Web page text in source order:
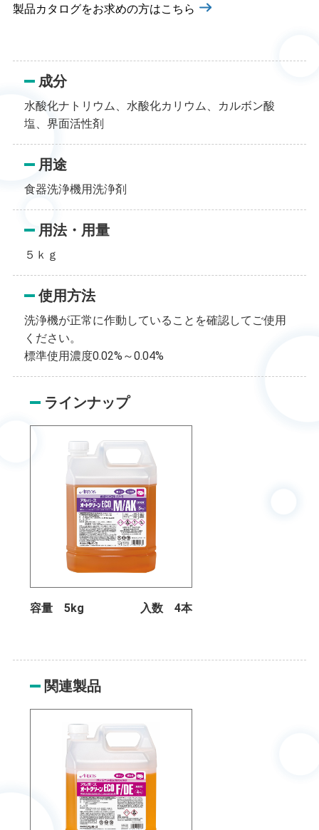
製品カタログをお求めの方はこちら
成分
水酸化ナトリウム、水酸化カリウム、カルボン酸
塩、界面活性剤
用途
食器洗浄機用洗浄剤
用法・用量
５ｋｇ
使用方法
洗浄機が正常に作動していることを確認してご使用
ください。
標準使用濃度0.02%～0.04%
ラインナップ
容量 5kg 入数 4本
関連製品